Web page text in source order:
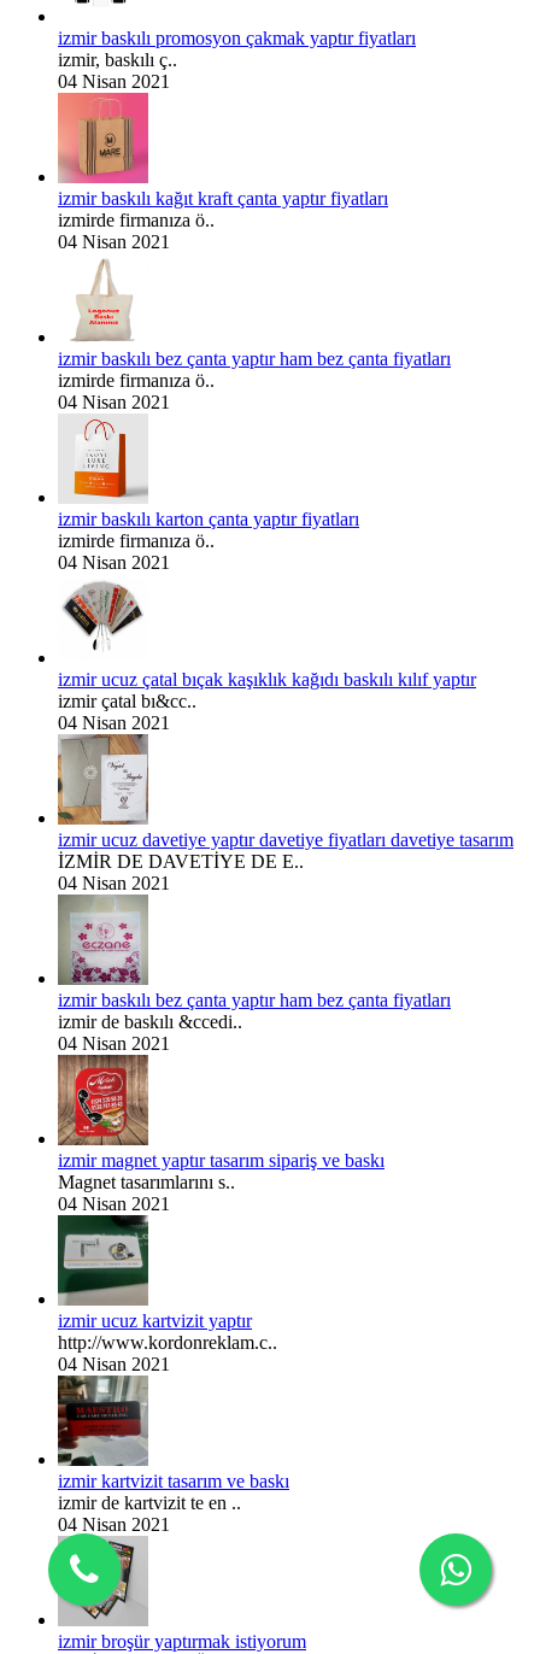
izmir baskılı promosyon çakmak yaptır fiyatları
izmir, baskılı ç..
04 Nisan 2021
izmir baskılı kağıt kraft çanta yaptır fiyatları
izmirde firmanıza ö..
04 Nisan 2021
izmir baskılı bez çanta yaptır ham bez çanta fiyatları
izmirde firmanıza ö..
04 Nisan 2021
izmir baskılı karton çanta yaptır fiyatları
izmirde firmanıza ö..
04 Nisan 2021
izmir ucuz çatal bıçak kaşıklık kağıdı baskılı kılıf yaptır
izmir çatal bı&cc..
04 Nisan 2021
izmir ucuz davetiye yaptır davetiye fiyatları davetiye tasarım
İZMİR DE DAVETİYE DE E..
04 Nisan 2021
izmir baskılı bez çanta yaptır ham bez çanta fiyatları
izmir de baskılı &ccedi..
04 Nisan 2021
izmir magnet yaptır tasarım sipariş ve baskı
Magnet tasarımlarını s..
04 Nisan 2021
izmir ucuz kartvizit yaptır
http://www.kordonreklam.c..
04 Nisan 2021
izmir kartvizit tasarım ve baskı
izmir de kartvizit te en ..
04 Nisan 2021
izmir broşür yaptırmak istiyorum